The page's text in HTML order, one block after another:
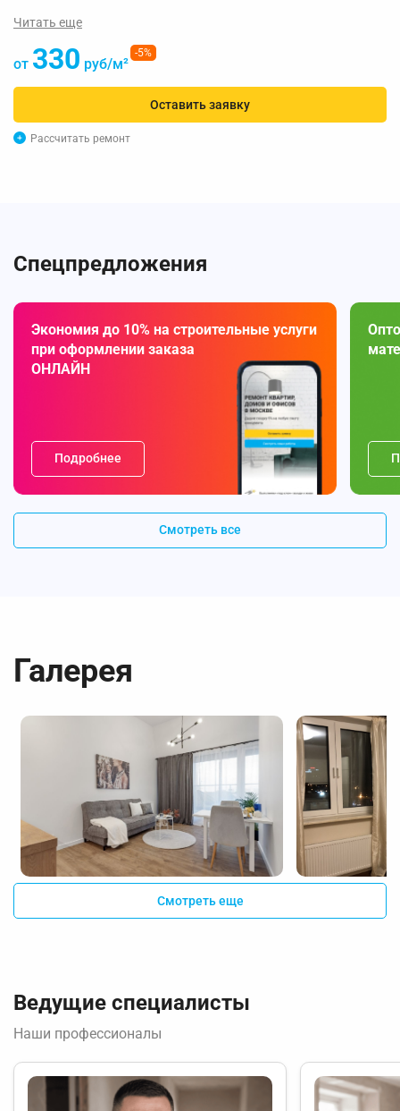
Читать еще
от 330 руб/м²
-5%
Оставить заявку
Рассчитать ремонт
Спецпредложения
Экономия до 10% на строительные услуги
при оформлении заказа
ОНЛАЙН
Подробнее
Смотреть все
Галерея
Смотреть еще
Ведущие специалисты
Наши профессионалы